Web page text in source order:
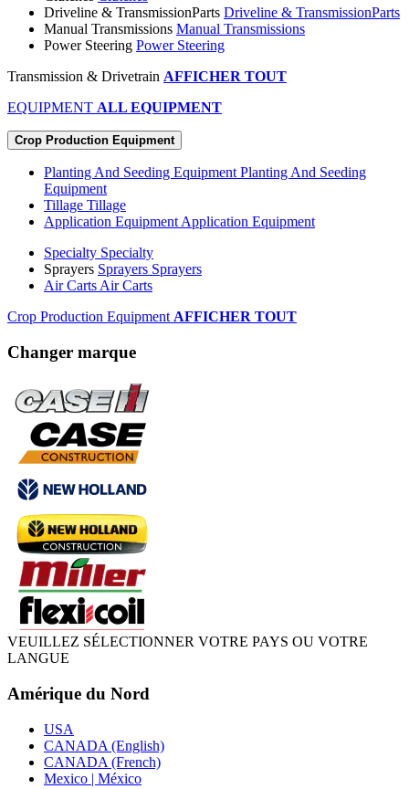
Driveline & TransmissionParts Driveline & TransmissionParts
Manual Transmissions Manual Transmissions
Power Steering Power Steering
Transmission & Drivetrain AFFICHER TOUT
EQUIPMENT ALL EQUIPMENT
Crop Production Equipment
Planting And Seeding Equipment Planting And Seeding
Equipment
Tillage Tillage
Application Equipment Application Equipment
Specialty Specialty
Sprayers Sprayers Sprayers
Air Carts Air Carts
Crop Production Equipment AFFICHER TOUT
Changer marque
VEUILLEZ SÉLECTIONNER VOTRE PAYS OU VOTRE
LANGUE
Amérique du Nord
USA
CANADA (English)
CANADA (French)
Mexico | México